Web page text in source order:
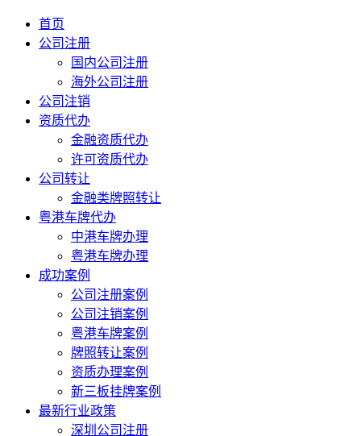
首页
公司注册
国内公司注册
海外公司注册
公司注销
资质代办
金融资质代办
许可资质代办
公司转让
金融类牌照转让
粤港车牌代办
中港车牌办理
粤港车牌办理
成功案例
公司注册案例
公司注销案例
粤港车牌案例
牌照转让案例
资质办理案例
新三板挂牌案例
最新行业政策
深圳公司注册